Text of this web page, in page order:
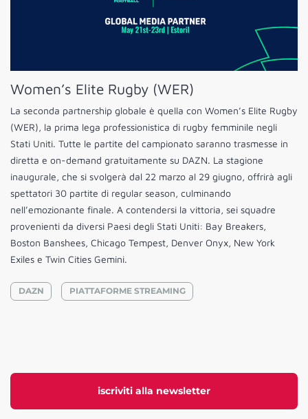
iscriviti alla newsletter
Women’s Elite Rugby (WER)
La seconda partnership globale è quella con Women’s Elite Rugby
(WER), la prima lega professionistica di rugby femminile negli
Stati Uniti. Tutte le partite del campionato saranno trasmesse in
diretta e on-demand gratuitamente su DAZN. La stagione
inaugurale, che si svolgerà dal 22 marzo al 29 giugno, offrirà agli
spettatori 30 partite di regular season, culminando
nell’emozionante finale. A contendersi la vittoria, sei squadre
provenienti da diversi Paesi degli Stati Uniti: Bay Breakers,
Boston Banshees, Chicago Tempest, Denver Onyx, New York
Exiles e Twin Cities Gemini.
DAZN PIATTAFORME STREAMING